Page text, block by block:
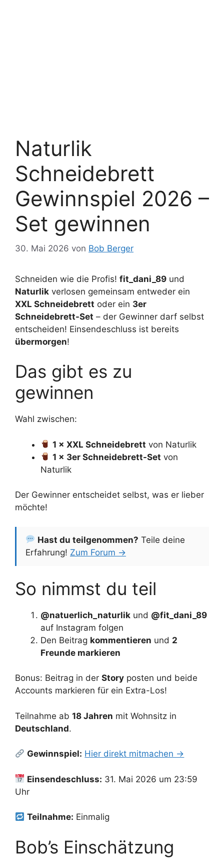
Naturlik
Schneidebrett
Gewinnspiel 2026 –
Set gewinnen
30. Mai 2026 von Bob Berger
Schneiden wie die Profis! fit_dani_89 und
Naturlik verlosen gemeinsam entweder ein
XXL Schneidebrett oder ein 3er
Schneidebrett-Set – der Gewinner darf selbst
entscheiden! Einsendeschluss ist bereits
übermorgen!
Das gibt es zu
gewinnen
Wahl zwischen:
1 × XXL Schneidebrett von Naturlik
1 × 3er Schneidebrett-Set von
Naturlik
Der Gewinner entscheidet selbst, was er lieber
möchte!
Hast du teilgenommen? Teile deine
Erfahrung! Zum Forum →
So nimmst du teil
@natuerlich_naturlik und @fit_dani_89
auf Instagram folgen
Den Beitrag kommentieren und 2
Freunde markieren
Bonus: Beitrag in der Story posten und beide
Accounts markieren für ein Extra-Los!
Teilnahme ab 18 Jahren mit Wohnsitz in
Deutschland.
Gewinnspiel: Hier direkt mitmachen →
Einsendeschluss: 31. Mai 2026 um 23:59
Uhr
Teilnahme: Einmalig
Bob’s Einschätzung